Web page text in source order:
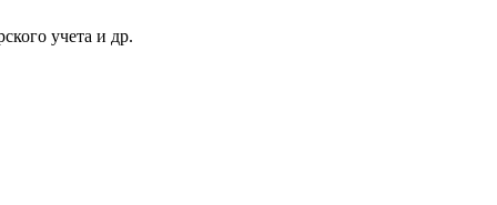
учета и др.